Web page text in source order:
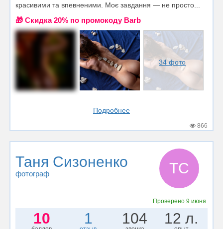
красивими та впевненими. Моє завдання — не просто...
🎁 Cкидка 20% по промокоду Barb
34 фото
Подробнее
866
Таня Сизоненко
фотограф ТС
Проверено 9 июня
10 1 104 12 л.